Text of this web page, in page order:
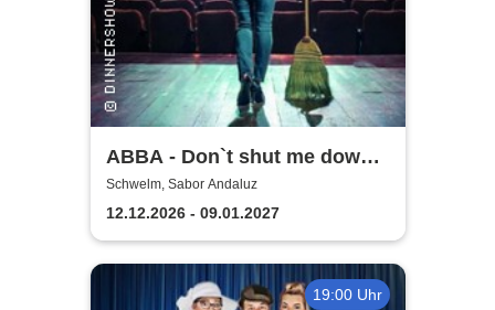
ABBA - Don`t shut me down |
Dinnermusical
Schwelm, Sabor Andaluz
12.12.2026 - 09.01.2027
19:00 Uhr